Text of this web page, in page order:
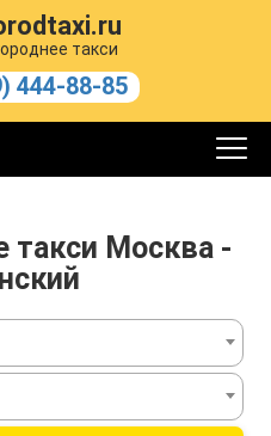
такси
444-88-85
такси Москва -